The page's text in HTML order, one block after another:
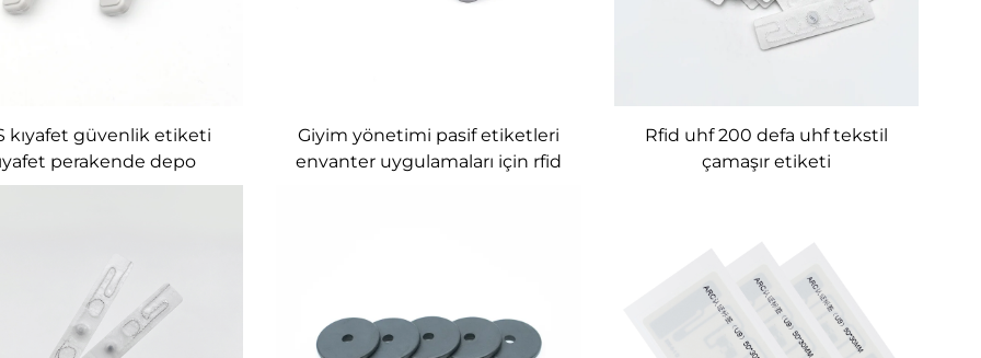
kıyafet güvenlik etiketi
perakende depo
için hırsızlık karşıtı
Giyim yönetimi pasif etiketleri
envanter uygulamaları için rfid
Rfid uhf 200 defa uhf tekstil
çamaşır etiketi